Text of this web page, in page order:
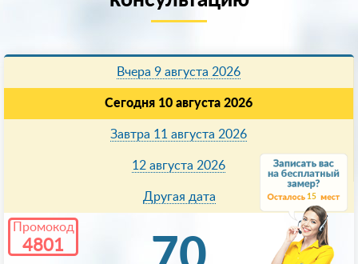
15
Промокод
4801
Вчера 9 августа 2026
Сегодня 10 августа 2026
Завтра 11 августа 2026
12 августа 2026
Другая дата